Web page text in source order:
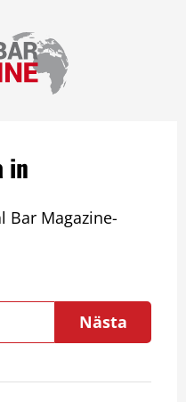
in
Bar Magazine-
Nästa